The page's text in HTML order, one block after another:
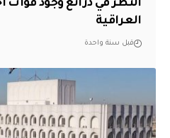
النظر في ذرائع وجود قوات
العراقية
قبل سنة واحدة